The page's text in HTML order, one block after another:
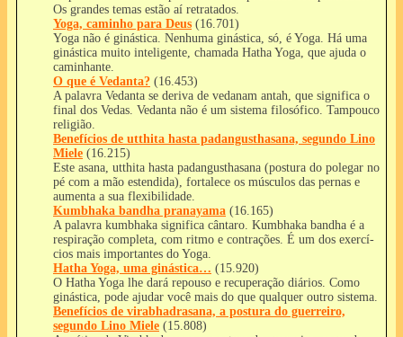
Os grandes temas estão aí­ retratados.
Yoga, caminho para Deus (16.701)
Yoga não é ginástica. Nenhuma ginástica, só, é Yoga. Há uma
ginástica muito inteligente, chamada Hatha Yoga, que ajuda o
caminhante.
O que é Vedanta? (16.453)
A palavra Vedanta se deriva de vedanam antah, que significa o
final dos Vedas. Vedanta não é um sistema filosófico. Tampouco
religião.
Benefícios de utthita hasta padangusthasana, segundo Lino
Miele (16.215)
Este asana, utthita hasta padangusthasana (postura do polegar no
pé com a mão estendida), fortalece os músculos das pernas e
aumenta a sua flexibilidade.
Kumbhaka bandha pranayama (16.165)
A palavra kumbhaka significa cântaro. Kumbhaka bandha é a
respiração completa, com ritmo e contrações. É um dos exercí­
cios mais importantes do Yoga.
Hatha Yoga, uma ginástica… (15.920)
O Hatha Yoga lhe dará repouso e recuperação diários. Como
ginástica, pode ajudar você mais do que qualquer outro sistema.
Benefícios de virabhadrasana, a postura do guerreiro,
segundo Lino Miele (15.808)